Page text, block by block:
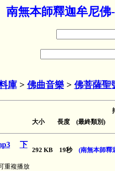
南無本師釋迦牟尼
庫> 佛曲音樂> 佛菩薩聖
大小 長度 (最終類別)
下
292 KB 19秒 (南無本師釋
重複播放